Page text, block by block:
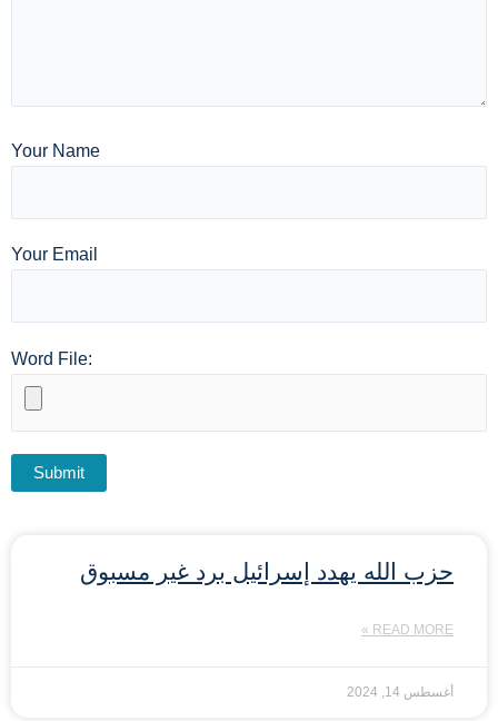
Your Name
Your Email
Word File:
حزب الله يهدد إسرائيل برد غير مسبوق
READ MORE »
أغسطس 14, 2024